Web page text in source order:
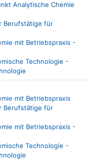
Analytische Chemie
Berufstätige für
mit Betriebspraxis -
Technologie -
mit Betriebspraxis
Berufstätige für
mit Betriebspraxis -
Technologie -